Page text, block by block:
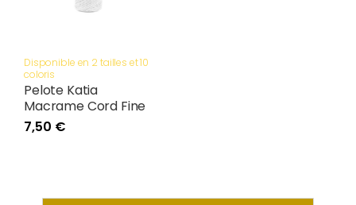
Disponible en 2 tailles et 10
coloris
Pelote Katia
Macrame Cord Fine
7,50 €